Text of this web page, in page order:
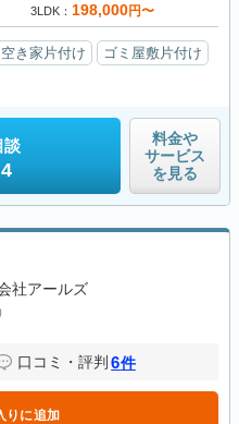
3LDK 198,000円〜
空き家片付け
ゴミ屋敷片付け
談
料金や
サービス
を見る
社アールズ
口コミ・評判 6件
りに追加